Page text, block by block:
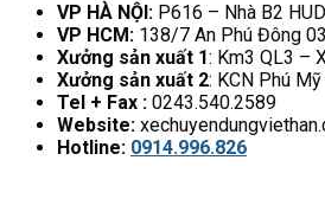
VP HÀ NỘI: P616 – Nhà B2
VP HCM: 138/7 An Phú Đông
Xưởng sản xuất 1: Km3 QL3 –
Xưởng sản xuất 2: KCN Phú
Tel + Fax : 0243.540.2589
Website:
Hotline: 0914.996.826